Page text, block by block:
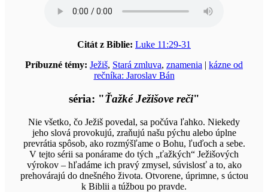
Citát z Biblie: Luke 11:29-31
Príbuzné témy: Ježiš, Stará zmluva, znamenia | kázne od
rečníka: Jaroslav Bán
séria: "Ťažké Ježišove reči"
Nie všetko, čo Ježiš povedal, sa počúva ľahko. Niekedy
jeho slová provokujú, zraňujú našu pýchu alebo úplne
prevrátia spôsob, ako rozmýšľame o Bohu, ľuďoch a sebe.
V tejto sérii sa ponárame do tých „ťažkých“ Ježišových
výrokov – hľadáme ich pravý zmysel, súvislosť a to, ako
prehovárajú do dnešného života. Otvorene, úprimne, s úctou
k Biblii a túžbou po pravde.